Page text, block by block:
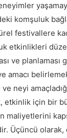
komşuluk
festivallere
etkinlikleri
ve planlaması
amacı
neyi
etkinlik için bir
maliyetlerini
Üçüncü